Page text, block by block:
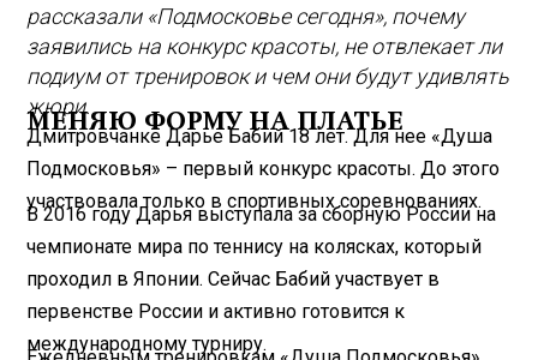
рассказали «Подмосковье сегодня», почему
заявились на конкурс красоты, не отвлекает ли
подиум от тренировок и чем они будут удивлять
жюри.
МЕНЯЮ ФОРМУ НА ПЛАТЬЕ
Дмитровчанке Дарье Бабий 18 лет. Для нее «Душа
Подмосковья» – первый конкурс красоты. До этого
участвовала только в спортивных соревнованиях.
В 2016 году Дарья выступала за сборную России на
чемпионате мира по теннису на колясках, который
проходил в Японии. Сейчас Бабий участвует в
первенстве России и активно готовится к
международному турниру.